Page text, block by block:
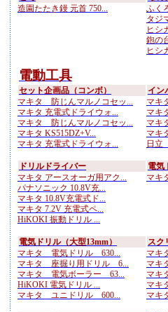
造園たたき鏝 元首 750...
ふく
タジ
ヒシ
鉋の
ヒシ
電動工具
セット企画品（コンボ）
マキタ 防じんマルノコセッ...
マキタ 充電式ドライウォ...
マキタ 防じんマルノコセッ...
マキタ KS515DZ+V...
マキタ 充電式ドライウォ...
イン
マキ
マキ
マキ
マキ
日立
ドリルドライバー
マキタ アースオーガ用アク...
パナソニック 10.8V充...
マキタ 10.8V充電式ド...
マキタ 7.2V 充電式ペ...
HiKOKI 振動ドリル ...
電気
マキ
電気ドリル（大型13mm）
マキタ 電気ドリル 630...
マキタ 座掘り用ドリル 6...
マキタ 電気ボーラー 63...
HiKOKI 電気ドリル ...
マキタ ユニドリル 600...
スク
マキ
マキ
マキ
マキ
マキ